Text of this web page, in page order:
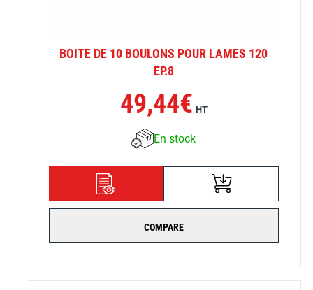
BOITE DE 10 BOULONS POUR LAMES 120
EP.8
49,44€ HT
En stock
COMPARE
AJOUTER AU
DÉTAILS